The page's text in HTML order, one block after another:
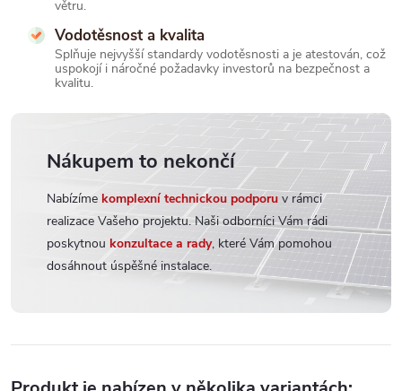
větru.
Vodotěsnost a kvalita
Splňuje nejvyšší standardy vodotěsnosti a je atestován, což
uspokojí i náročné požadavky investorů na bezpečnost a
kvalitu.
Nákupem to nekončí
Nabízíme komplexní technickou podporu v rámci
realizace Vašeho projektu. Naši odborníci Vám rádi
poskytnou konzultace a rady, které Vám pomohou
dosáhnout úspěšné instalace.